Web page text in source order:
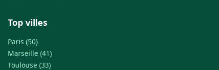
Top villes
Paris (50)
Marseille (41)
Toulouse (33)